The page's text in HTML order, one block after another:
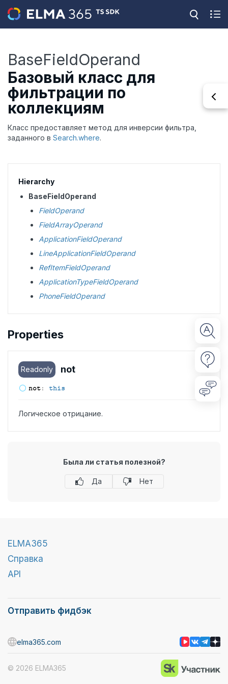
BaseFieldOperand
Базовый класс для
фильтрации по
коллекциям
Класс предоставляет метод для инверсии фильтра,
заданного в Search.where.
Hierarchy
BaseFieldOperand
FieldOperand
FieldArrayOperand
ApplicationFieldOperand
LineApplicationFieldOperand
RefItemFieldOperand
ApplicationTypeFieldOperand
PhoneFieldOperand
Properties
Readonly not
not: this
Логическое отрицание.
Была ли статья полезной?
Да Нет
ELMA365
Справка
API
Отправить фидбэк
© 2026 ELMA365
elma365.com